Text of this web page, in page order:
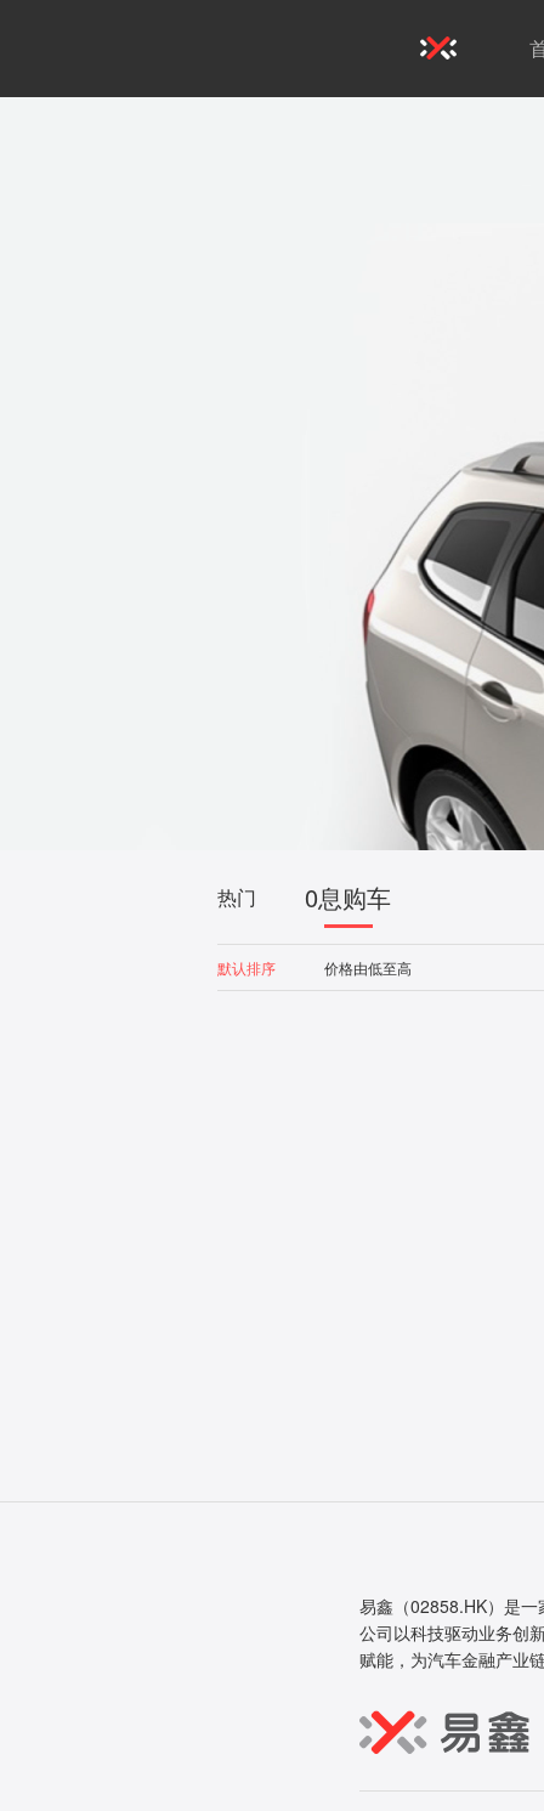
热门 0息购车
默认排序 价格由低至高
易鑫（02858.HK）是
公司以科技驱动业务创
赋能，为汽车金融产业